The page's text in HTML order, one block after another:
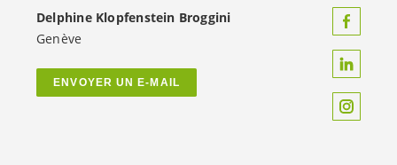
Delphine Klopfenstein Broggini
Genève
ENVOYER UN E-MAIL